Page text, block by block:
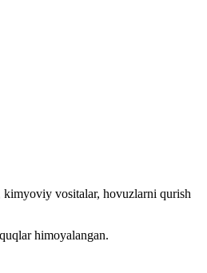
kimyoviy vositalar, hovuzlarni qurish
himoyalangan.